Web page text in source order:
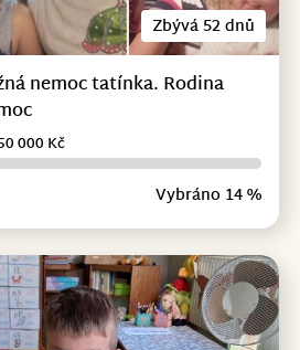
Zbývá 52 dnů
nemoc tatínka. Rodina
Vybráno 14 %
000 Kč